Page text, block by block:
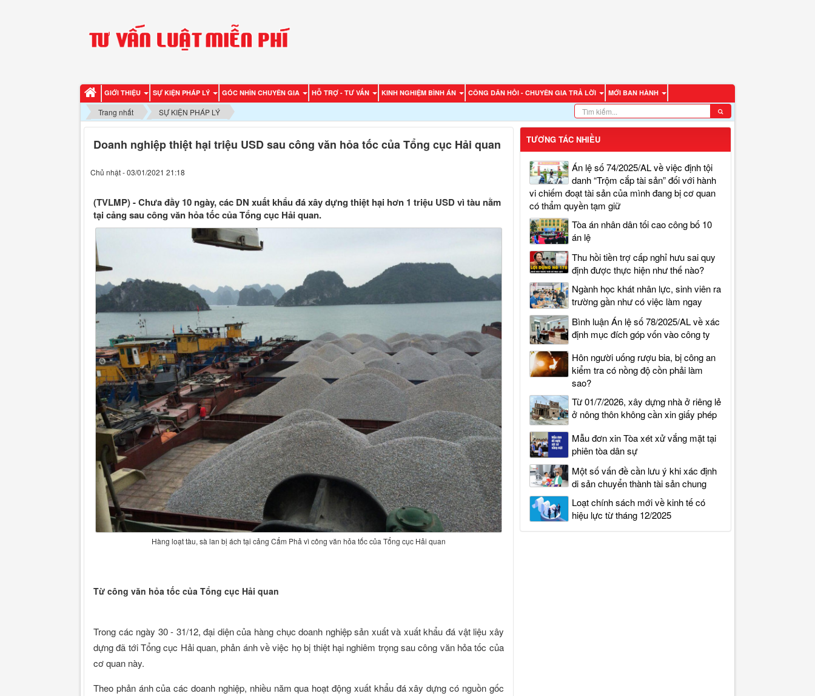
GIỚI THIỆU SỰ KIỆN PHÁP LÝ GÓC NHÌN CHUYÊN GIA HỖ TRỢ - TƯ VẤN KINH NGHIỆM BÌNH ÁN CÔNG DÂN HỎI - CHUYÊN GIA TRẢ LỜI MỚI BAN HÀNH
Trang nhất SỰ KIỆN PHÁP LÝ
Doanh nghiệp thiệt hại triệu USD sau công văn hỏa tốc của Tổng cục Hải quan
Chủ nhật - 03/01/2021 21:18
(TVLMP) - Chưa đầy 10 ngày, các DN xuất khẩu đá xây dựng thiệt hại hơn 1 triệu USD vì tàu nằm
tại cảng sau công văn hỏa tốc của Tổng cục Hải quan.
Hàng loạt tàu, sà lan bị ách tại cảng Cẩm Phả vì công văn hỏa tốc của Tổng cục Hải quan
Từ công văn hỏa tốc của Tổng cục Hải quan
Trong các ngày 30 - 31/12, đại diện của hàng chục doanh nghiệp sản xuất và xuất khẩu đá vật liệu xây
dựng đã tới Tổng cục Hải quan, phản ánh về việc họ bị thiệt hại nghiêm trọng sau công văn hỏa tốc của
cơ quan này.
Theo phản ánh của các doanh nghiệp, nhiều năm qua hoạt động xuất khẩu đá xây dựng có nguồn gốc
TƯƠNG TÁC NHIỀU
Án lệ số 74/2025/AL về việc định tội
danh “Trộm cắp tài sản” đối với hành
vi chiếm đoạt tài sản của mình đang bị cơ quan
có thẩm quyền tạm giữ
Tòa án nhân dân tối cao công bố 10
án lệ
Thu hồi tiền trợ cấp nghỉ hưu sai quy
định được thực hiện như thế nào?
Ngành học khát nhân lực, sinh viên ra
trường gần như có việc làm ngay
Bình luận Án lệ số 78/2025/AL về xác
định mục đích góp vốn vào công ty
Hôn người uống rượu bia, bị công an
kiểm tra có nồng độ cồn phải làm
sao?
Từ 01/7/2026, xây dựng nhà ở riêng lẻ
ở nông thôn không cần xin giấy phép
Mẫu đơn xin Tòa xét xử vắng mặt tại
phiên tòa dân sự
Một số vấn đề cần lưu ý khi xác định
di sản chuyển thành tài sản chung
Loạt chính sách mới về kinh tế có
hiệu lực từ tháng 12/2025